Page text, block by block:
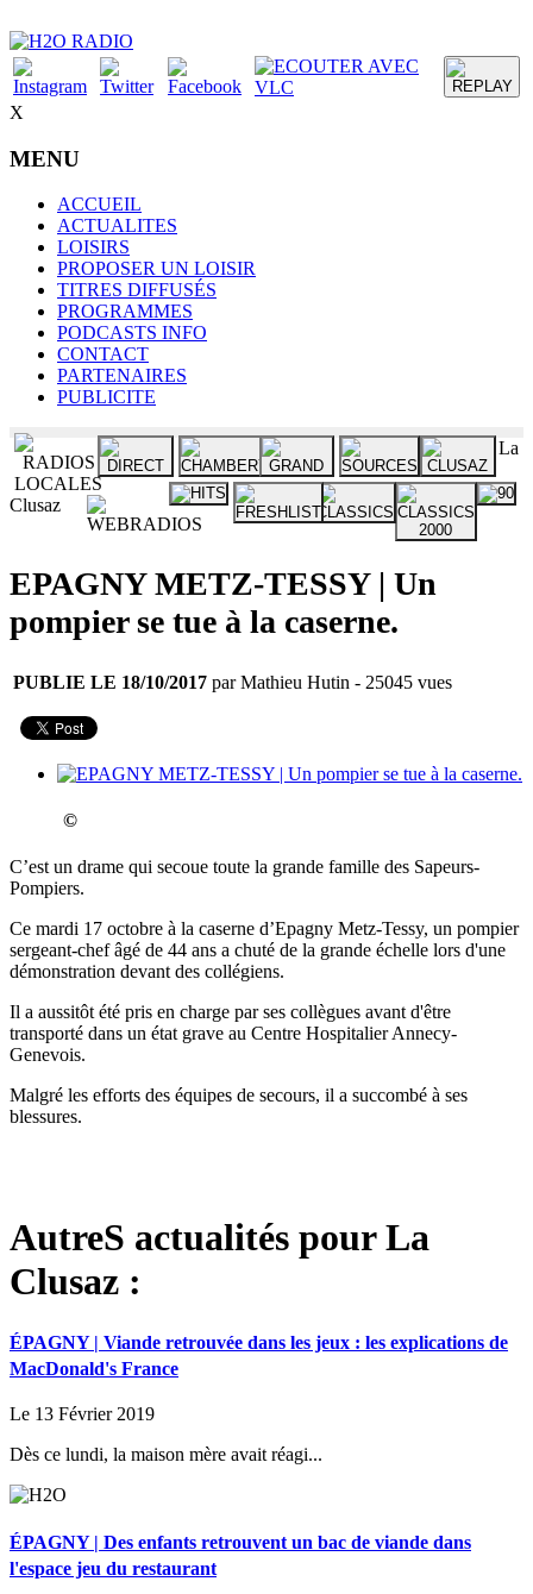
X
MENU
ACCUEIL
ACTUALITES
LOISIRS
PROPOSER UN LOISIR
TITRES DIFFUSÉS
PROGRAMMES
PODCASTS INFO
CONTACT
PARTENAIRES
PUBLICITE
La
Clusaz
EPAGNY METZ-TESSY | Un
pompier se tue à la caserne.
PUBLIE LE 18/10/2017 par Mathieu Hutin - 25045 vues
©
C’est un drame qui secoue toute la grande famille des Sapeurs-
Pompiers.
Ce mardi 17 octobre à la caserne d’Epagny Metz-Tessy, un pompier
sergeant-chef âgé de 44 ans a chuté de la grande échelle lors d'une
démonstration devant des collégiens.
Il a aussitôt été pris en charge par ses collègues avant d'être
transporté dans un état grave au Centre Hospitalier Annecy-
Genevois.
Malgré les efforts des équipes de secours, il a succombé à ses
blessures.
AutreS actualités pour La
Clusaz :
ÉPAGNY | Viande retrouvée dans les jeux : les explications de
MacDonald's France
Le 13 Février 2019
Dès ce lundi, la maison mère avait réagi...
ÉPAGNY | Des enfants retrouvent un bac de viande dans
l'espace jeu du restaurant